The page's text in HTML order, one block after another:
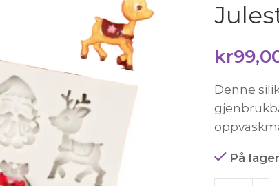
kr
Denne
På lager